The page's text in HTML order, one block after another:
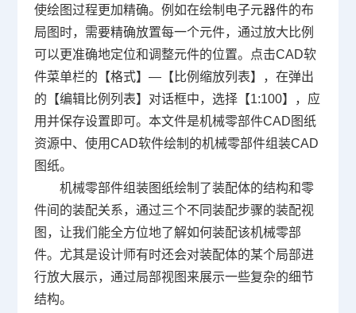
使绘图过程更加精确。例如在绘制电子元器件的布
局图时，需要精确放置每一个元件，通过放大比例
可以更准确地定位和调整元件的位置。点击CAD软
件菜单栏的【格式】—【比例缩放列表】，在弹出
的【编辑比例列表】对话框中，选择【1:100】，应
用并保存设置即可。本文件是机械零部件CAD图纸
资源中、使用CAD软件绘制的机械零部件组装CAD
图纸。
机械零部件组装图纸绘制了装配体的结构和零
件间的装配关系，通过三个不同装配步骤的装配视
图，让我们能全方位地了解如何装配该机械零部
件。尤其是设计师有时还会对装配体的某个局部进
行放大展示，通过局部视图来展示一些复杂的细节
结构。